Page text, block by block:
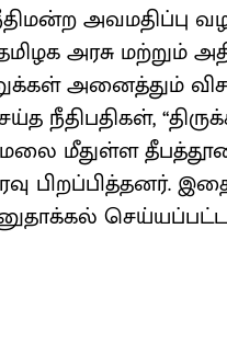
அவம​திப்பு
அரசு மற்​றும்
அனைத்​தும்
நீதிப​தி​கள்,
மலை மீதுள்ள
பிறப்​பித்​தனர்.